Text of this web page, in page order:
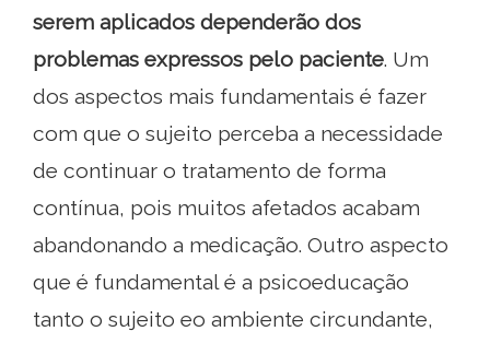
serem aplicados dependerão dos
problemas expressos pelo paciente. Um
dos aspectos mais fundamentais é fazer
com que o sujeito perceba a necessidade
de continuar o tratamento de forma
contínua, pois muitos afetados acabam
abandonando a medicação. Outro aspecto
que é fundamental é a psicoeducação
tanto o sujeito eo ambiente circundante,